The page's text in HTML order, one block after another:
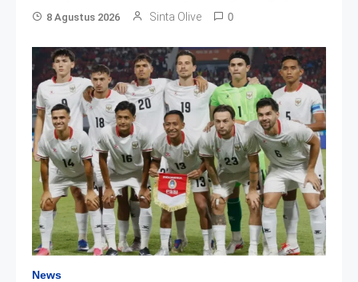
8 Agustus 2026 Sinta Olive 0
News